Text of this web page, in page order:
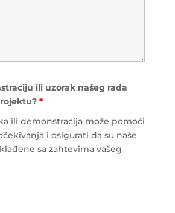
ili uzorak našeg rada
*
ili demonstracija može pomoći
i osigurati da su naše
sa zahtevima vašeg